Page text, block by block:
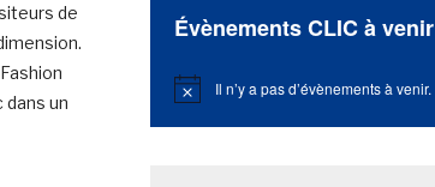
de
dans un
Évènements CLIC à venir
Notice Il n’y a pas d’évènements à venir.